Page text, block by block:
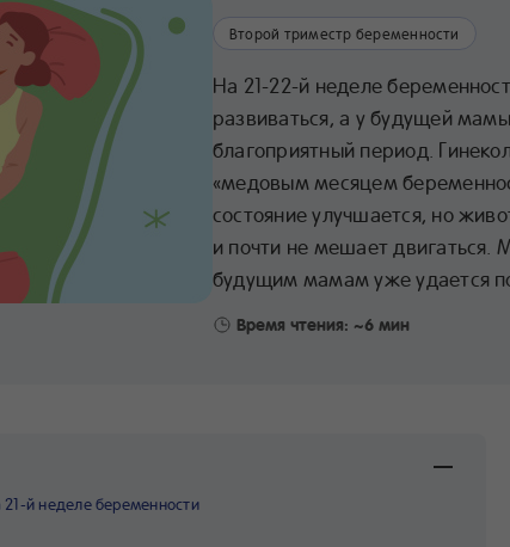
Второй триместр беременности
На 21-22-й неделе
развиваться, а у будущей
благоприятный период.
«медовым месяцем
состояние улучшается, но
и почти не мешает
будущим мамам уже удается
Время чтения: ~6 мин
й неделе беременности